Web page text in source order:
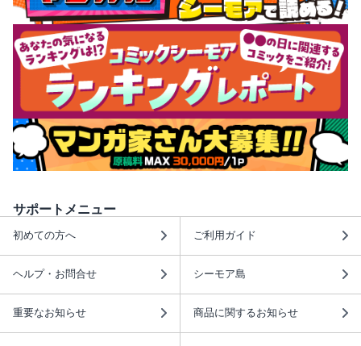
サポートメニュー
初めての方へ ご利用ガイド
ヘルプ・お問合せ シーモア島
重要なお知らせ 商品に関するお知らせ